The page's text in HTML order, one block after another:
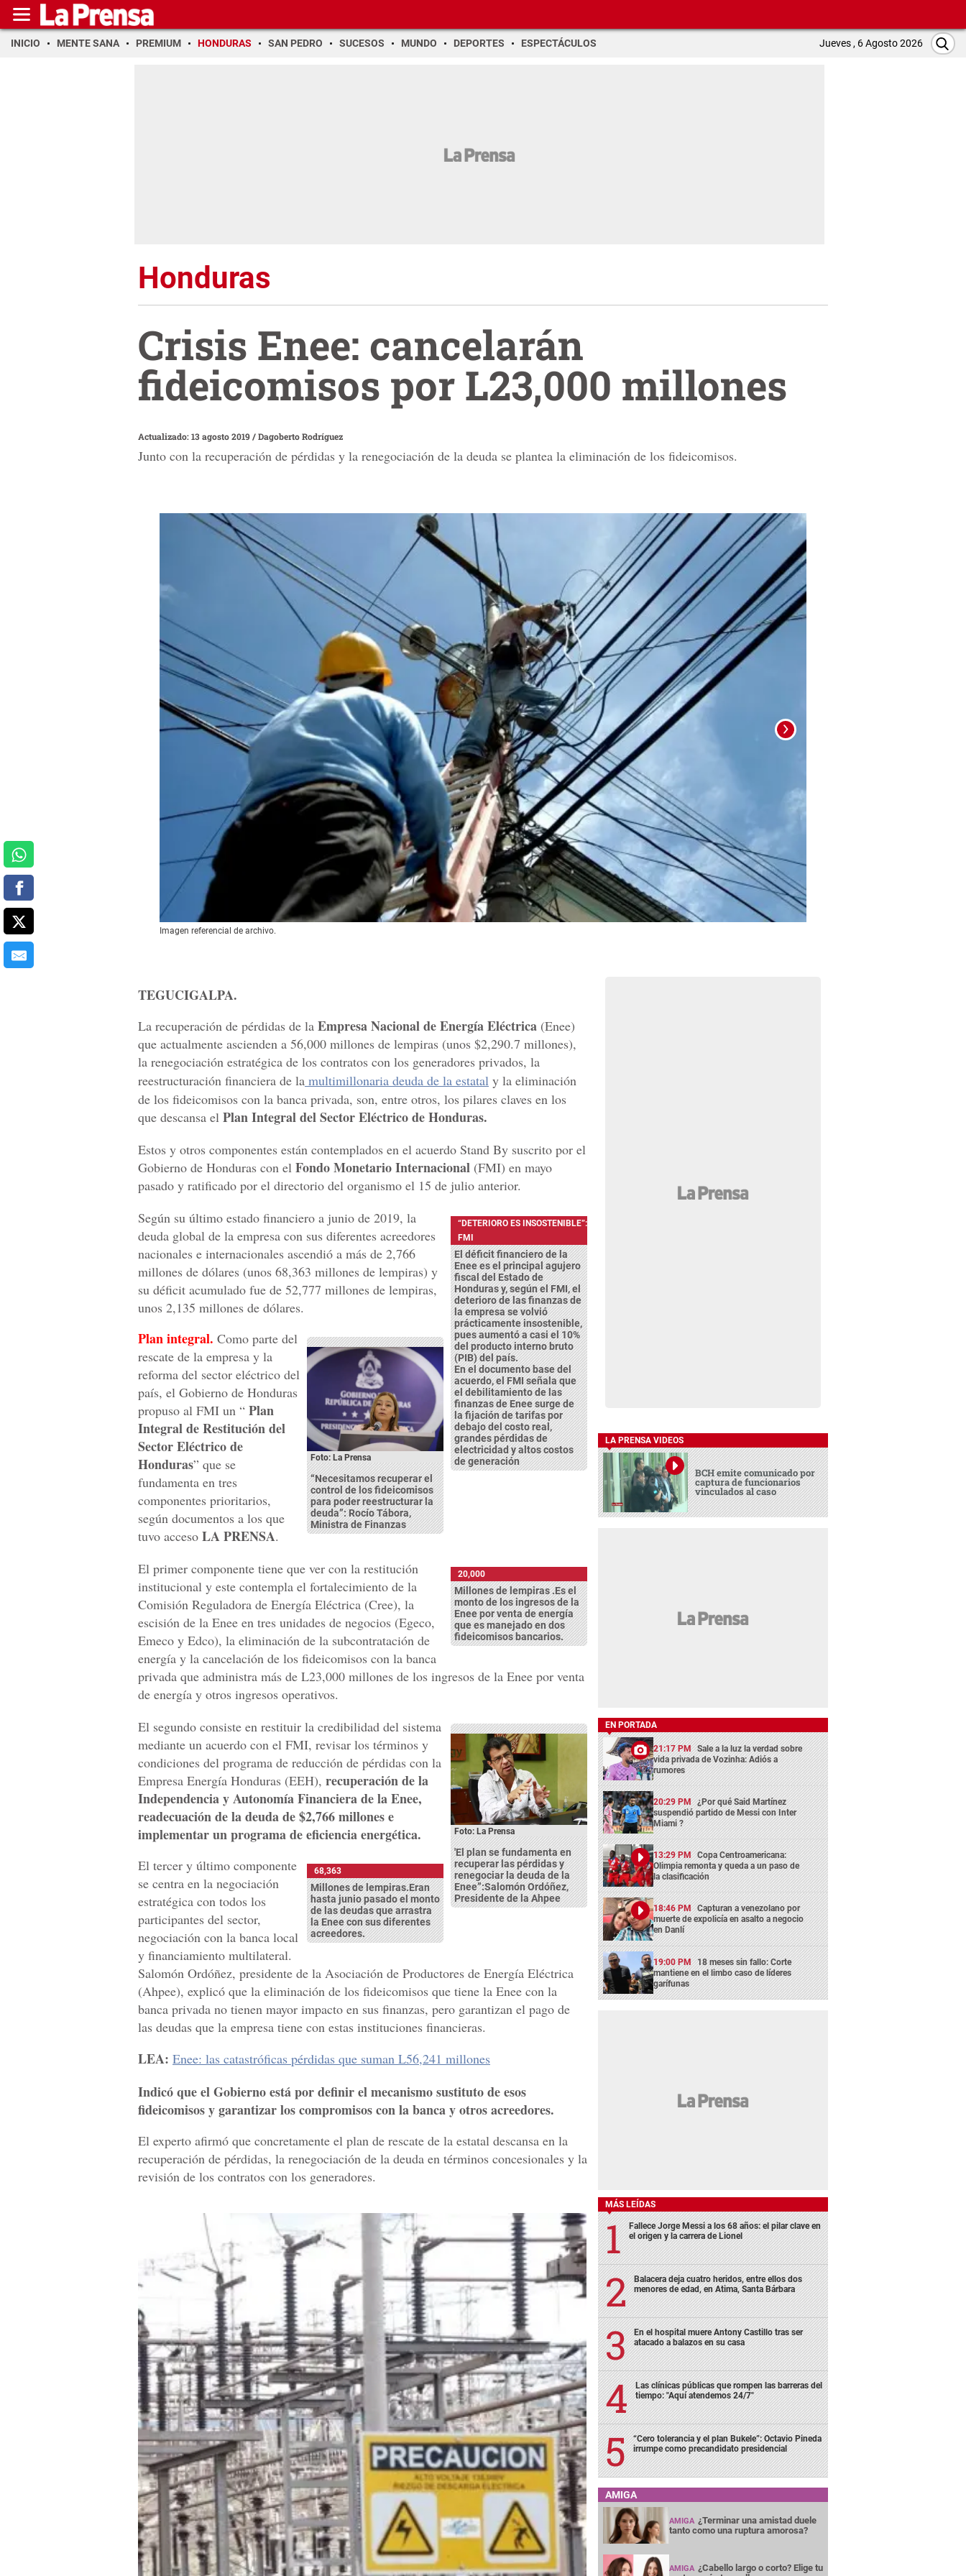
INICIO MENTE SANA PREMIUM HONDURAS SAN PEDRO SUCESOS MUNDO DEPORTES ESPECTÁCULOS Jueves , 6 Agosto 2026
Honduras
Crisis Enee: cancelarán
fideicomisos por L23,000 millones
Actualizado: 13 agosto 2019/Dagoberto Rodríguez
Junto con la recuperación de pérdidas y la renegociación de la deuda se plantea la eliminación de los fideicomisos.
Imagen referencial de archivo.
TEGUCIGALPA.
La recuperación de pérdidas de la Empresa Nacional de Energía Eléctrica (Enee)
que actualmente ascienden a 56,000 millones de lempiras (unos $2,290.7 millones),
la renegociación estratégica de los contratos con los generadores privados, la
reestructuración financiera de la multimillonaria deuda de la estatal y la eliminación
de los fideicomisos con la banca privada, son, entre otros, los pilares claves en los
que descansa el Plan Integral del Sector Eléctrico de Honduras.
Estos y otros componentes están contemplados en el acuerdo Stand By suscrito por el
Gobierno de Honduras con el Fondo Monetario Internacional (FMI) en mayo
pasado y ratificado por el directorio del organismo el 15 de julio anterior.
“DETERIORO ES INSOSTENIBLE”:
FMI
El déficit financiero de la
Enee es el principal agujero
fiscal del Estado de
Honduras y, según el FMI, el
deterioro de las finanzas de
la empresa se volvió
prácticamente insostenible,
pues aumentó a casi el 10%
del producto interno bruto
(PIB) del país.
En el documento base del
acuerdo, el FMI señala que
el debilitamiento de las
finanzas de Enee surge de
la fijación de tarifas por
debajo del costo real,
grandes pérdidas de
electricidad y altos costos
de generación
Según su último estado financiero a junio de 2019, la
deuda global de la empresa con sus diferentes acreedores
nacionales e internacionales ascendió a más de 2,766
millones de dólares (unos 68,363 millones de lempiras) y
su déficit acumulado fue de 52,777 millones de lempiras,
unos 2,135 millones de dólares.
Foto: La Prensa
“Necesitamos recuperar el
control de los fideicomisos
para poder reestructurar la
deuda”: Rocío Tábora,
Ministra de Finanzas
Plan integral. Como parte del
rescate de la empresa y la
reforma del sector eléctrico del
país, el Gobierno de Honduras
propuso al FMI un “ Plan
Integral de Restitución del
Sector Eléctrico de
Honduras” que se
fundamenta en tres
componentes prioritarios,
según documentos a los que
tuvo acceso LA PRENSA.
20,000
Millones de lempiras .Es el
monto de los ingresos de la
Enee por venta de energía
que es manejado en dos
fideicomisos bancarios.
El primer componente tiene que ver con la restitución
institucional y este contempla el fortalecimiento de la
Comisión Reguladora de Energía Eléctrica (Cree), la
escisión de la Enee en tres unidades de negocios (Egeco,
Emeco y Edco), la eliminación de la subcontratación de
energía y la cancelación de los fideicomisos con la banca
privada que administra más de L23,000 millones de los ingresos de la Enee por venta
de energía y otros ingresos operativos.
Foto: La Prensa
'El plan se fundamenta en
recuperar las pérdidas y
renegociar la deuda de la
Enee”:Salomón Ordóñez,
Presidente de la Ahpee
El segundo consiste en restituir la credibilidad del sistema
mediante un acuerdo con el FMI, revisar los términos y
condiciones del programa de reducción de pérdidas con la
Empresa Energía Honduras (EEH), recuperación de la
Independencia y Autonomía Financiera de la Enee,
readecuación de la deuda de $2,766 millones e
implementar un programa de eficiencia energética.
68,363
Millones de lempiras.Eran
hasta junio pasado el monto
de las deudas que arrastra
la Enee con sus diferentes
acreedores.
El tercer y último componente
se centra en la negociación
estratégica con todos los
participantes del sector,
negociación con la banca local
y financiamiento multilateral.
Salomón Ordóñez, presidente de la Asociación de Productores de Energía Eléctrica
(Ahpee), explicó que la eliminación de los fideicomisos que tiene la Enee con la
banca privada no tienen mayor impacto en sus finanzas, pero garantizan el pago de
las deudas que la empresa tiene con estas instituciones financieras.
LEA: Enee: las catastróficas pérdidas que suman L56,241 millones
Indicó que el Gobierno está por definir el mecanismo sustituto de esos
fideicomisos y garantizar los compromisos con la banca y otros acreedores.
El experto afirmó que concretamente el plan de rescate de la estatal descansa en la
recuperación de pérdidas, la renegociación de la deuda en términos concesionales y la
revisión de los contratos con los generadores.
LA PRENSA VIDEOS
BCH emite comunicado por
captura de funcionarios
vinculados al caso
EN PORTADA
21:17 PM Sale a la luz la verdad sobre
vida privada de Vozinha: Adiós a
rumores
20:29 PM ¿Por qué Said Martínez
suspendió partido de Messi con Inter
Miami ?
13:29 PM Copa Centroamericana:
Olimpia remonta y queda a un paso de
la clasificación
18:46 PM Capturan a venezolano por
muerte de expolicía en asalto a negocio
en Danlí
19:00 PM 18 meses sin fallo: Corte
mantiene en el limbo caso de líderes
garífunas
MÁS LEÍDAS
Fallece Jorge Messi a los 68 años: el pilar clave en
el origen y la carrera de Lionel
Balacera deja cuatro heridos, entre ellos dos
menores de edad, en Atima, Santa Bárbara
En el hospital muere Antony Castillo tras ser
atacado a balazos en su casa
Las clínicas públicas que rompen las barreras del
tiempo: "Aquí atendemos 24/7"
“Cero tolerancia y el plan Bukele”: Octavio Pineda
irrumpe como precandidato presidencial
AMIGA
AMIGA ¿Terminar una amistad duele
tanto como una ruptura amorosa?
AMIGA ¿Cabello largo o corto? Elige tu